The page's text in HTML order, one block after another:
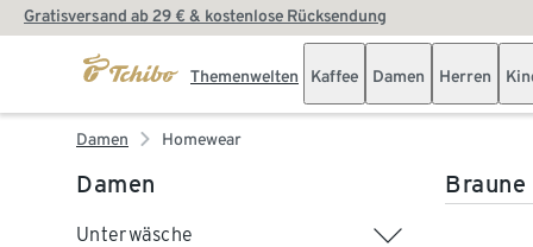
Gratisversand ab 29 € & kostenlose Rücksendung
Themenwelten Kaffee Damen Herren
Damen Homewear
Damen
Unterwäsche